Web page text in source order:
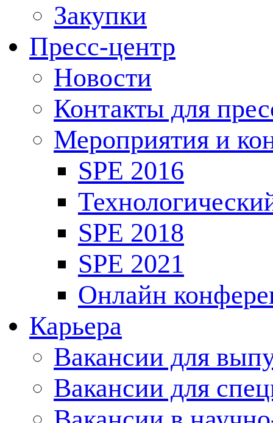
Закупки
Пресс-центр
Новости
Контакты для
Мероприятия и
SPE 2016
SPE 2018
SPE 2021
Онлайн
Карьера
Вакансии для
Вакансии для